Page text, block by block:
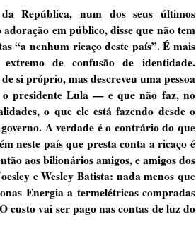
República, num dos seus últimos
adoração em público, disse que não tem
“a nenhum ricaço deste país”. É mais
de confusão de identidade.
si próprio, mas descreveu uma pessoa
o presidente Lula — e que não faz, no
o que ele está fazendo desde o
A verdade é o contrário do que
neste país que presta conta a ricaço é
aos bilionários amigos, e amigos dos
e Wesley Batista: nada menos que
Energia a termelétricas compradas
custo vai ser pago nas contas de luz do